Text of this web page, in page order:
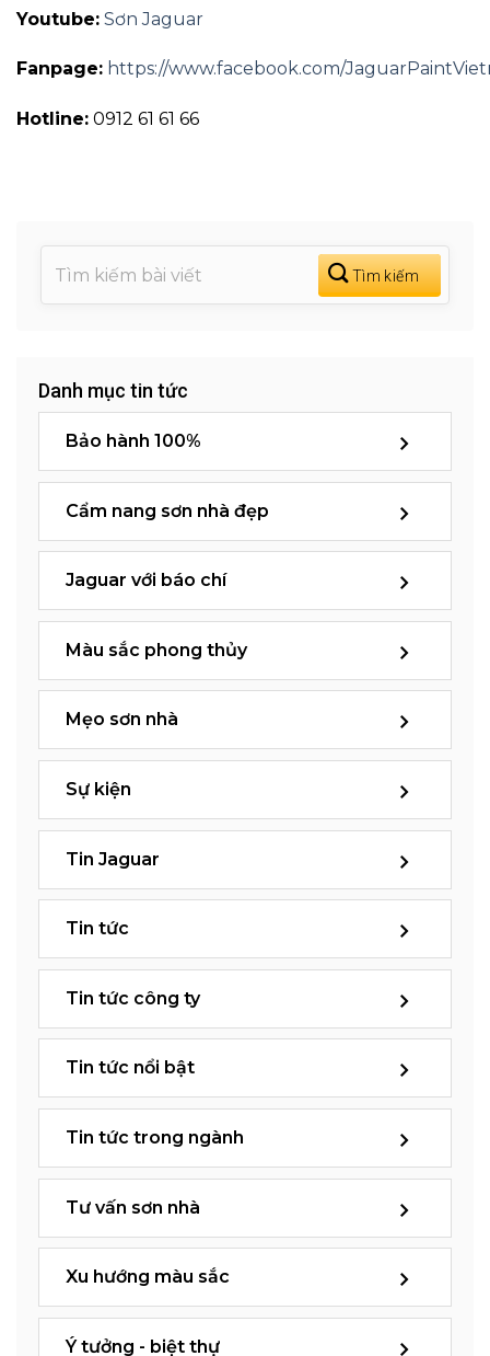
Youtube: Sơn Jaguar
Fanpage: https://www.facebook.com/
Hotline: 0912 61 61 66
Danh mục tin tức
Bảo hành 100%
Cẩm nang sơn nhà đẹp
Jaguar với báo chí
Màu sắc phong thủy
Mẹo sơn nhà
Sự kiện
Tin Jaguar
Tin tức
Tin tức công ty
Tin tức nổi bật
Tin tức trong ngành
Tư vấn sơn nhà
Xu hướng màu sắc
Ý tưởng - biệt thự